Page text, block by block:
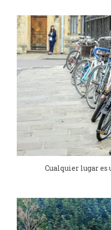
Cualquier lugar